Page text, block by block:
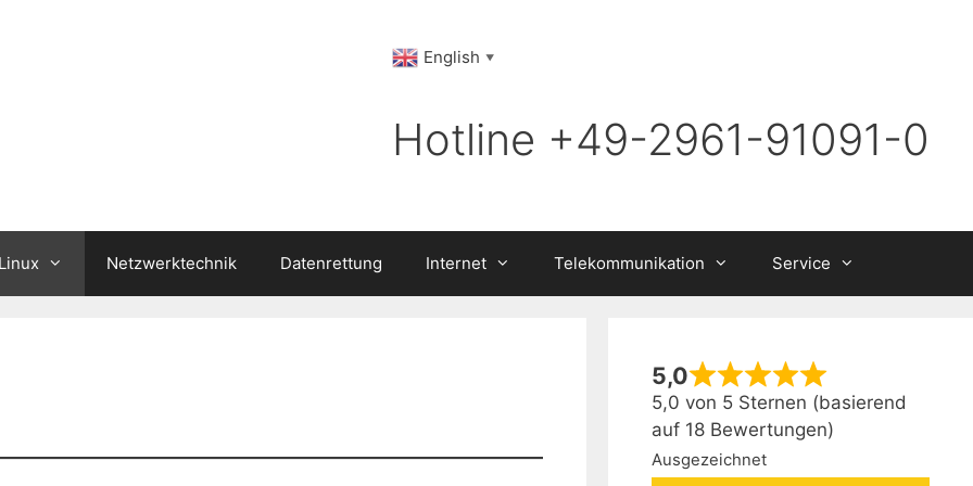
English ▼
Hotline +49-2961-91091-0
Linux Netzwerktechnik Datenrettung Internet Telekommunikation Service
5,0
5,0 von 5 Sternen (basierend
auf 18 Bewertungen)
Ausgezeichnet